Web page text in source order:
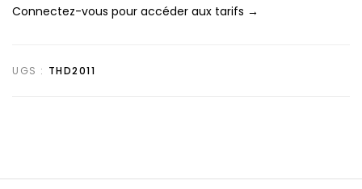
Connectez-vous pour accéder aux tarifs →
UGS : THD2011